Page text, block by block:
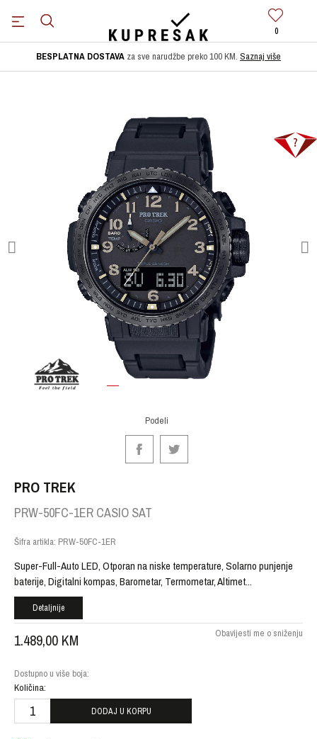
0
BESPLATNA DOSTAVA za sve narudžbe preko 100 KM. Saznaj više
Podeli
PRO TREK
PRW-50FC-1ER CASIO SAT
Šifra artikla: PRW-50FC-1ER
Super-Full-Auto LED, Otporan na niske temperature, Solarno punjenje
baterije, Digitalni kompas, Barometar, Termometar, Altimet...
Detaljnije
1.489,00 KM Obavijesti me o sniženju
Dostupno u više boja:
Količina:
DODAJ U KORPU